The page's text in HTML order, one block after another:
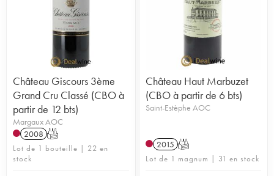
Château Giscours 3ème
Grand Cru Classé (CBO à
partir de 12 bts)
Margaux AOC
2008 T
Lot de 1 bouteille | 22 en
stock
Château Haut Marbuzet
(CBO à partir de 6 bts)
Saint-Estèphe AOC
2015 T
Lot de 1 magnum | 31 en stock